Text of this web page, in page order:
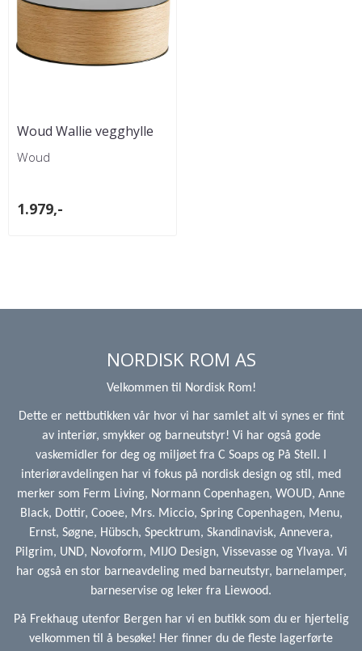
Woud Wallie vegghylle
m/skuff - Svart/Eik
Woud
1.979,-
NORDISK ROM AS
Velkommen til Nordisk Rom!
Dette er nettbutikken vår hvor vi har samlet alt vi synes er fint
av interiør, smykker og barneutstyr! Vi har også gode
vaskemidler for deg og miljøet fra C Soaps og På Stell. I
interiøravdelingen har vi fokus på nordisk design og stil, med
merker som Ferm Living, Normann Copenhagen, WOUD, Anne
Black, Dottir, Cooee, Mrs. Miccio, Spring Copenhagen, Menu,
Ernst, Søgne, Hübsch, Specktrum, Skandinavisk, Annevera,
Pilgrim, UND, Novoform, MIJO Design, Vissevasse og Ylvaya. Vi
har også en stor barneavdeling med barneutstyr, barnelamper,
barneservise og leker fra Liewood.
På Frekhaug utenfor Bergen har vi en butikk som du er hjertelig
velkommen til å besøke! Her finner du de fleste lagerførte